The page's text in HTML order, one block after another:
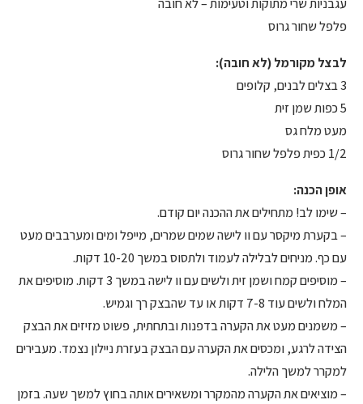
עגבניות שרי מתוקות וטעימות – לא חובה
פלפל שחור גרוס
לבצל מקורמל (לא חובה):
3 בצלים לבנים, קלופים
5 כפות שמן זית
מעט מלח גס
1/2 כפית פלפל שחור גרוס
אופן הכנה:
– שימו לב! מתחילים את ההכנה יום קודם.
– בקערת מיקסר עם וו לישה שמים שמרים, מייפל ומים ומערבבים מעט
עם כף. מניחים לבלילה לעמוד ולתסוס במשך 10-20 דקות.
– מוסיפים קמח ושמן זית ולשים עם וו לישה במשך 3 דקות. מוסיפים את
המלח ולשים עוד 7-8 דקות או עד שהבצק רך וגמיש.
– משמנים מעט את הקערה בדפנות ובתחתית, פשוט מזיזים את הבצק
הצידה לרגע, ומכסים את הקערה עם הבצק בעזרת ניילון נצמד. מעבירים
למקרר למשך הלילה.
– מוציאים את הקערה מהמקרר ומשאירים אותה בחוץ למשך שעה. בזמן